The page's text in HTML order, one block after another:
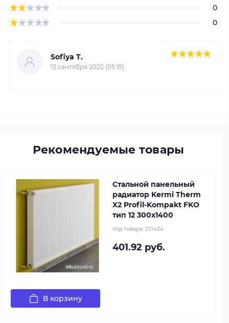
0
0
Sofiya T.
13 сентября 2022 (05:15)
Рекомендуемые товары
Стальной панельный
радиатор Kermi Therm
X2 Profil-Kompakt FKO
тип 12 300x1400
Код товара: 231424
401.92 руб.
В корзину